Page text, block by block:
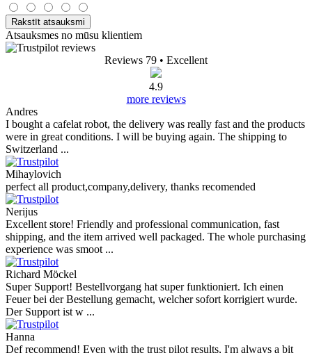
Rakstīt atsauksmi
Atsauksmes no mūsu klientiem
Reviews 79 • Excellent
4.9
more reviews
Andres
I bought a cafelat robot, the delivery was really fast and the products
were in great conditions. I will be buying again. The shipping to
Switzerland ...
Mihaylovich
perfect all product,company,delivery, thanks recomended
Nerijus
Excellent store! Friendly and professional communication, fast
shipping, and the item arrived well packaged. The whole purchasing
experience was smoot ...
Richard Möckel
Super Support! Bestellvorgang hat super funktioniert. Ich einen
Feuer bei der Bestellung gemacht, welcher sofort korrigiert wurde.
Der Support ist w ...
Hanna
Def recommend! Even with the trust pilot results, I'm always a bit